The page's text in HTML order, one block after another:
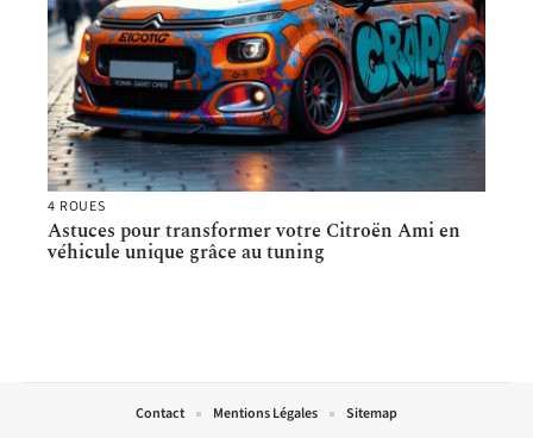
4 ROUES
Astuces pour transformer votre Citroën Ami en
véhicule unique grâce au tuning
Contact Mentions Légales Sitemap